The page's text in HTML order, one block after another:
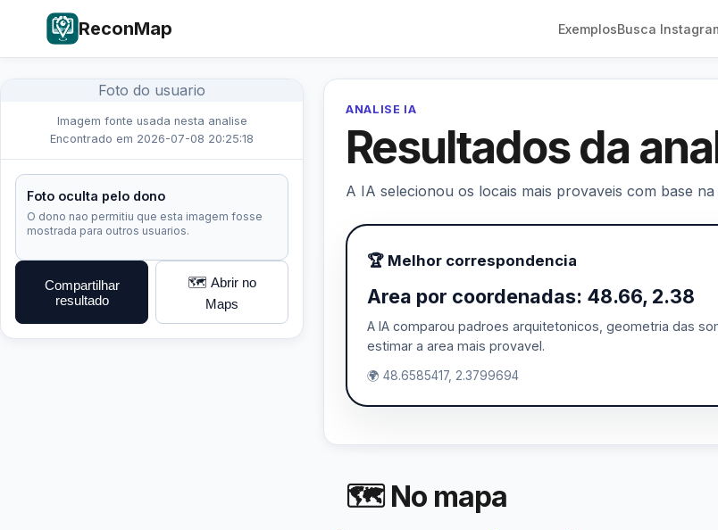
ReconMap ExemplosBusca
Foto do usuario
Imagem fonte usada nesta analise
Encontrado em 2026-07-08 20:25:18
Foto oculta pelo dono
O dono nao permitiu que esta imagem fosse
mostrada para outros usuarios.
Compartilhar
resultado
🗺️ Abrir no
Maps
ANALISE IA
Resultados da
A IA selecionou os locais mais provaveis com base
🏆 Melhor correspondencia
Area por coordenadas: 48.66, 2.38
A IA comparou padroes arquitetonicos, geometria das
estimar a area mais provavel.
🌍 48.6585417, 2.3799694
🗺 No mapa